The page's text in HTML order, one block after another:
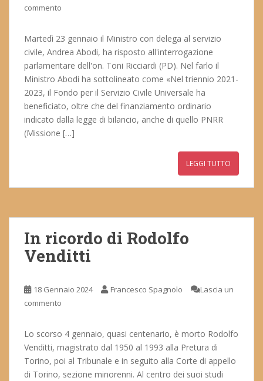
commento
Martedì 23 gennaio il Ministro con delega al servizio
civile, Andrea Abodi, ha risposto all'interrogazione
parlamentare dell'on. Toni Ricciardi (PD). Nel farlo il
Ministro Abodi ha sottolineato come «Nel triennio 2021-
2023, il Fondo per il Servizio Civile Universale ha
beneficiato, oltre che del finanziamento ordinario
indicato dalla legge di bilancio, anche di quello PNRR
(Missione […]
LEGGI TUTTO
In ricordo di Rodolfo
Venditti
18 Gennaio 2024 Francesco Spagnolo
Lascia un
commento
Lo scorso 4 gennaio, quasi centenario, è morto Rodolfo
Venditti, magistrato dal 1950 al 1993 alla Pretura di
Torino, poi al Tribunale e in seguito alla Corte di appello
di Torino, sezione minorenni. Al centro dei suoi studi